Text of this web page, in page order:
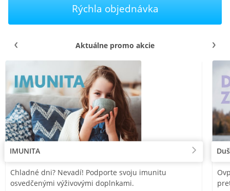
Rýchla objednávka
Aktuálne promo akcie
IMUNITA
Chladné dni? Nevadí! Podporte svoju imunitu
osvedčenými výživovými doplnkami.